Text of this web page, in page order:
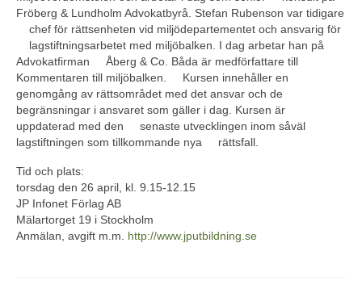
Fröberg & Lundholm Advokatbyrå. Stefan Rubenson var tidigare
chef för rättsenheten vid miljödepartementet och ansvarig för
lagstiftningsarbetet med miljöbalken. I dag arbetar han på
Advokatfirman Åberg & Co. Båda är medförfattare till
Kommentaren till miljöbalken. Kursen innehåller en
genomgång av rättsområdet med det ansvar och de
begränsningar i ansvaret som gäller i dag. Kursen är
uppdaterad med den senaste utvecklingen inom såväl
lagstiftningen som tillkommande nya rättsfall.
Tid och plats:
torsdag den 26 april, kl. 9.15-12.15
JP Infonet Förlag AB
Mälartorget 19 i Stockholm
Anmälan, avgift m.m. http://www.jputbildning.se